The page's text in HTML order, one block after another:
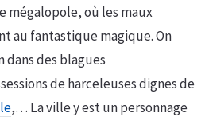
mégalopole, où les maux
au fantastique magique. On
dans des blagues
de harceleuses dignes de
,… La ville y est un personnage